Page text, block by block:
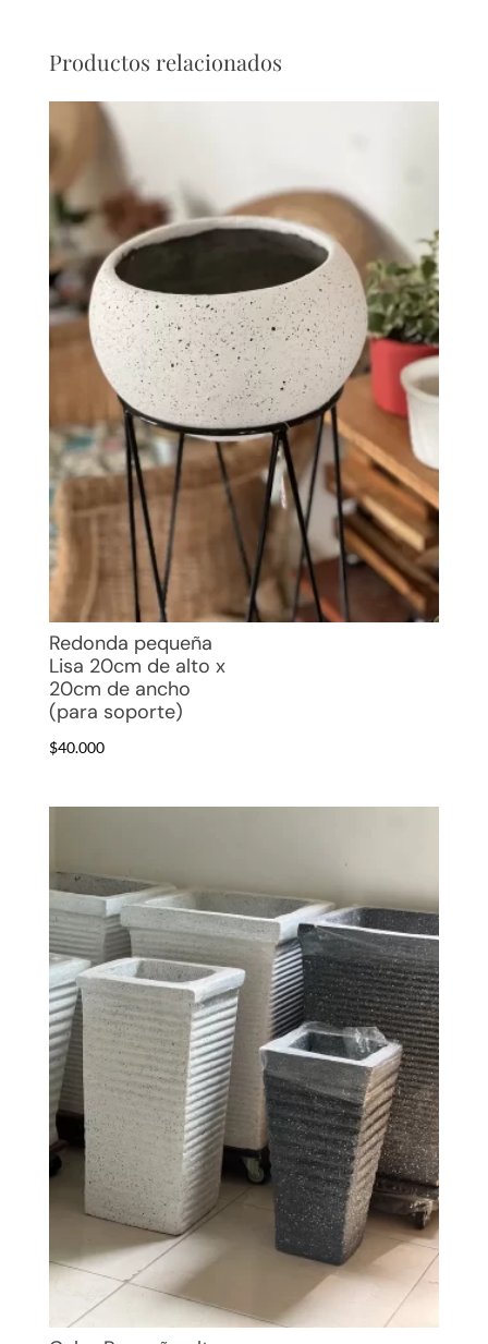
Productos relacionados
Redonda pequeña
Lisa 20cm de alto x
20cm de ancho
(para soporte)
$40.000